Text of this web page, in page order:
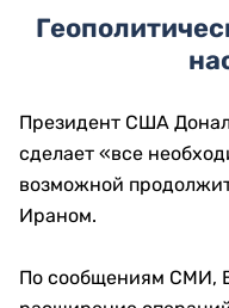
Президент США
сделает «все
возможной
Ираном.
По сообщениям СМИ,